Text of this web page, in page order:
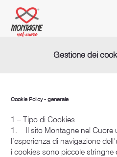
Cookie Policy - generale
1 – Tipo di Cookies
1. Il sito Montagne nel Cuore
l’esperienza di navigazione
i cookies sono piccole stringhe
Gestione dei